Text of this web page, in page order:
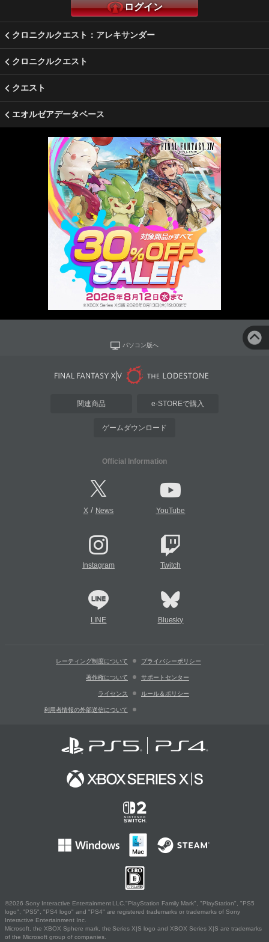
ログイン
クロニクルクエスト：アレキサンダー
クロニクルクエスト
クエスト
エオルゼアデータベース
パソコン版へ
関連商品 e-STOREで購入
ゲームダウンロード
Official Information
X/ News YouTube
Instagram Twitch
LINE Bluesky
レーティング制度について プライバシーポリシー
著作権について サポートセンター
ライセンス ルール＆ポリシー
利用者情報の外部送信について
©2026 Sony Interactive Entertainment LLC."PlayStation Family Mark", "PlayStation", "PS5
logo", "PS5", "PS4 logo" and "PS4" are registered trademarks or trademarks of Sony
Interactive Entertainment Inc.
Microsoft, the XBOX Sphere mark, the Series X|S logo and XBOX Series X|S are trademarks
of the Microsoft group of companies.